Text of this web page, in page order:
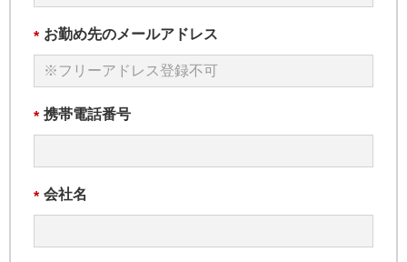
* お勤め先のメールアドレス
* 携帯電話番号
* 会社名